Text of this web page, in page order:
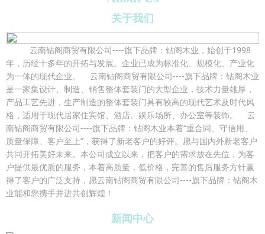
关于我们
云南钻阁商贸有限公司----旗下品牌：钻阁木业，始创于1998
年，历经十多年的开拓与发展。企业已成为标准化、规模化、产业化
为一体的现代企业。 云南钻阁商贸有限公司----旗下品牌：钻阁木业
是一家集设计、制造、销售整体套装门的大型企业，技术力量雄厚，
产品工艺先进，生产制造的整体套装门具有较高的现代艺术及时代风
格，适用于现代居家住宾馆、酒店、娱乐场所、办公室等装饰。 云
南钻阁商贸有限公司----旗下品牌：钻阁木业本着“重合同、守信用、
质量保障、客户至上”，获得了新老客户的好评。愿与国内外新老客户
共同开拓美好未来。本公司成立以来，把客户的需求放在先位，为客
户提供最优质的服务，本着高质量，低价格，完善的售后服务方针赢
得了客户的广泛支持，愿云南钻阁商贸有限公司----旗下品牌：钻阁木
业能和您携手并进共创辉煌！
新闻中心